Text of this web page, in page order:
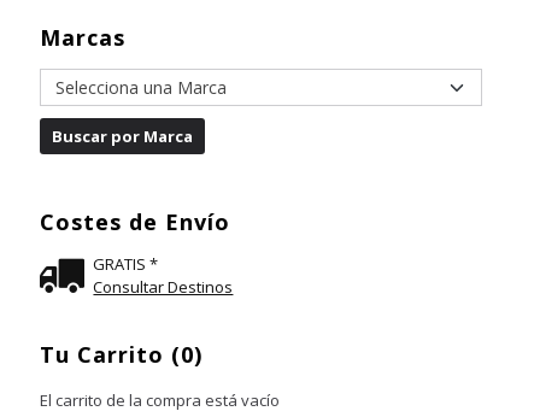
Marcas
Costes de Envío
GRATIS *
Consultar Destinos
Tu Carrito (0)
El carrito de la compra está vacío